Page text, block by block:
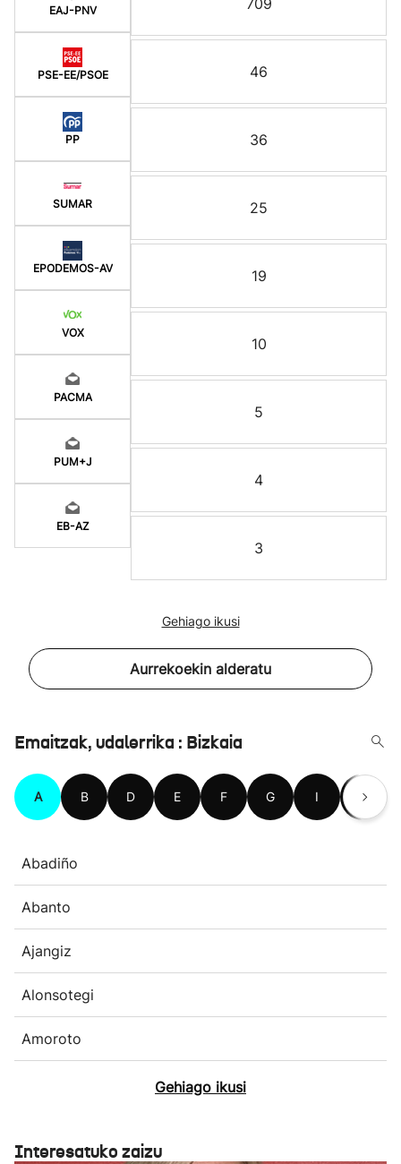
EAJ-PNV
PSE-EE/PSOE
PP
SUMAR
EPODEMOS-AV
VOX
PACMA
PUM+J
EB-AZ
709
46
36
25
19
10
5
4
3
Gehiago ikusi
Aurrekoekin alderatu
Emaitzak, udalerrika : Bizkaia
A B D E F G I J
Abadiño
Abanto
Ajangiz
Alonsotegi
Amoroto
Gehiago ikusi
Interesatuko zaizu